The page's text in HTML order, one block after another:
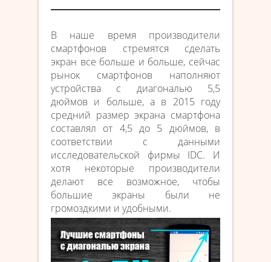
В наше время производители
смартфонов стремятся сделать
экран все больше и больше, сейчас
рынок смартфонов наполняют
устройства с диагональю 5,5
дюймов и больше, а в 2015 году
средний размер экрана смартфона
составлял от 4,5 до 5 дюймов, в
соответствии с данными
исследовательской фирмы IDC. И
хотя некоторые производители
делают все возможное, чтобы
большие экраны были не
громоздкими и удобными.